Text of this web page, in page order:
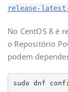
release-
No CentOS 8 é
o Repositório
podem
sudo dnf